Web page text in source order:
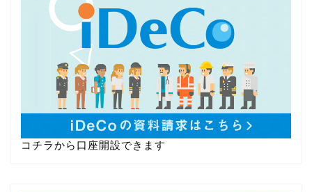
コチラから口座開設できます